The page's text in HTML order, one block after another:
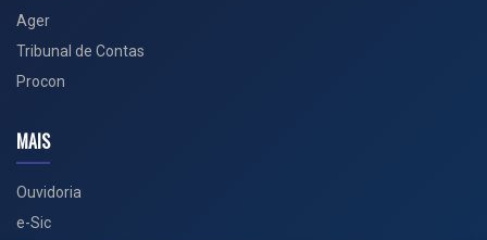
Ager
Tribunal de Contas
Procon
MAIS
Ouvidoria
e-Sic